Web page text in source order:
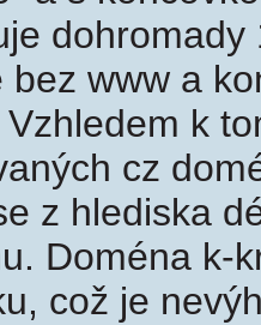
bez www a
k
cz
z hlediska
Doména k-
což je